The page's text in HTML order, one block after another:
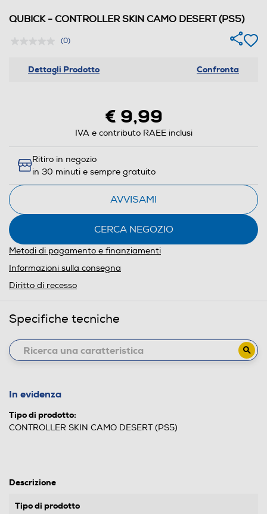
QUBICK - CONTROLLER SKIN CAMO DESERT (PS5)
(0)
Dettagli Prodotto Confronta
€ 9,99
IVA e contributo RAEE inclusi
Ritiro in negozio
in 30 minuti e sempre gratuito
AVVISAMI
CERCA NEGOZIO
Metodi di pagamento e finanziamenti
Informazioni sulla consegna
Diritto di recesso
Specifiche tecniche
In evidenza
Tipo di prodotto:
CONTROLLER SKIN CAMO DESERT (PS5)
Descrizione
Tipo di prodotto